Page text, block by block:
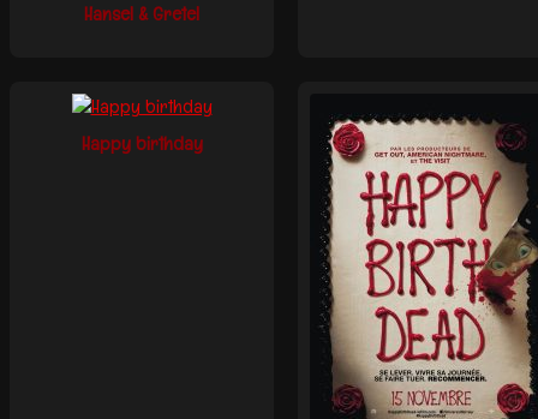
Hansel & Gretel
Happy birthday